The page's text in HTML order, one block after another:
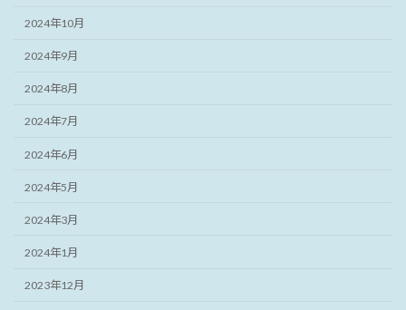
2024年10月
2024年9月
2024年8月
2024年7月
2024年6月
2024年5月
2024年3月
2024年1月
2023年12月